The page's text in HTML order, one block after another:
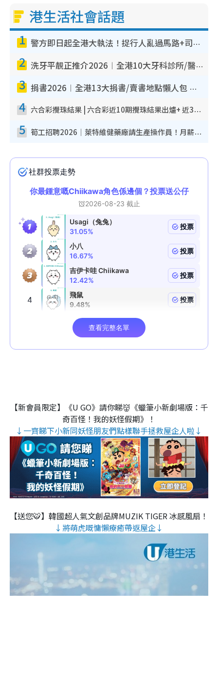
m
e
港生活社會話題
1 警方即日起全港大執法！捉行人亂過馬路+司機不專注駕駛！亂過馬路罰$2000
2 洗牙平靚正推介2026︱全港10大牙科診所/醫院懶人包 夜診至8點/鎮靜潔牙/醫療券適用
3 捐書2026︱全港13大捐書/賣書地點懶人包 二手課本最高$150＋舊書換免費咖啡/戲票
4 六合彩攪珠結果 | 六合彩近10期攪珠結果出爐+ 近30期最旺熱門中獎號碼
5 筍工招聘2026｜萊特維健藥廠請生產操作員！月薪高達$1.7萬 冷氣廠房/五天工作/保證雙糧
【新會員限定】《U GO》請你睇👹《蠟筆小新劇場版：千
奇百怪！我的妖怪假期》！
↓一齊睇下小新同妖怪朋友們點樣聯手拯救屋企人啦↓
【送您🐯】韓國超人氣文創品牌MUZIK TIGER 冰感風扇！
↓將萌虎嘅慵懶療癒帶返屋企↓